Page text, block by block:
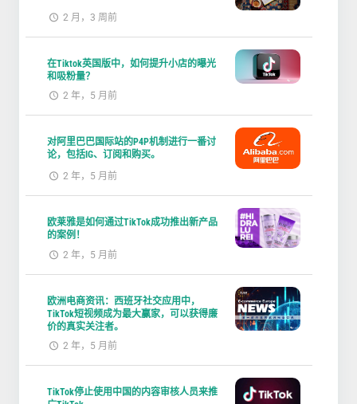
2 月，3 周前
在Tiktok英国版中，如何提升小店的曝光
和吸粉量？
2 年，5 月前
对阿里巴巴国际站的P4P机制进行一番讨
论，包括IG、订阅和购买。
2 年，5 月前
欧莱雅是如何通过TikTok成功推出新产品
的案例！
2 年，5 月前
欧洲电商资讯：西班牙社交应用中，
TikTok短视频成为最大赢家，可以获得廉
价的真实关注者。
2 年，5 月前
TikTok停止使用中国的内容审核人员来推